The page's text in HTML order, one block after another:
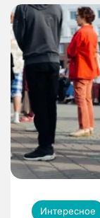
Интересное